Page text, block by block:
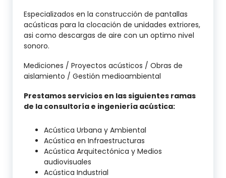
Especializados en la construcción de pantallas
acústicas para la clocación de unidades extriores,
asi como descargas de aire con un optimo nivel
sonoro.
Mediciones / Proyectos acústicos / Obras de
aislamiento / Gestión medioambiental
Prestamos servicios en las siguientes ramas
de la consultoría e ingeniería acústica:
Acústica Urbana y Ambiental
Acústica en Infraestructuras
Acústica Arquitectónica y Medios
audiovisuales
Acústica Industrial